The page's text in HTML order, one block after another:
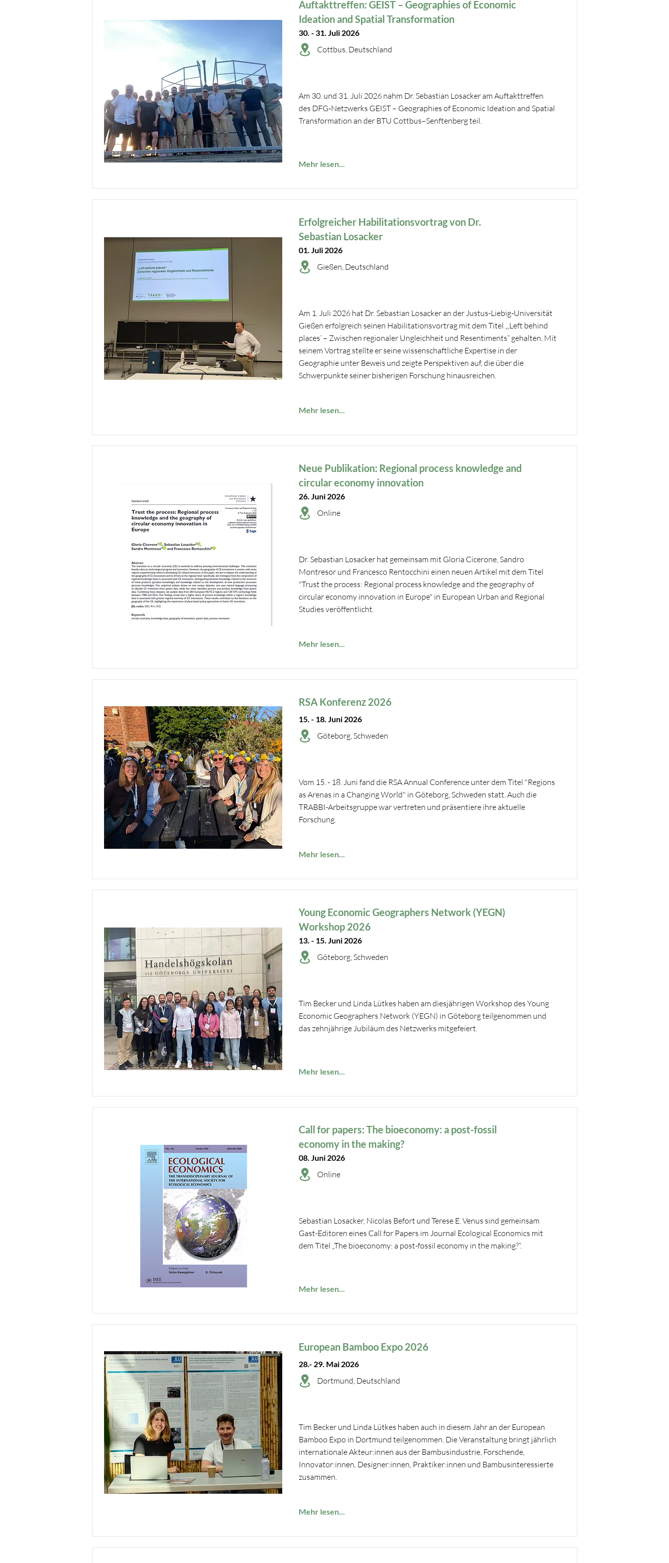
Auftakttreffen: GEIST – Geographies of Economic
Ideation and Spatial Transformation
30. - 31. Juli 2026
Cottbus, Deutschland
Am 30. und 31. Juli 2026 nahm Dr. Sebastian Losacker am Auftakttreffen
des DFG-Netzwerks GEIST – Geographies of Economic Ideation and Spatial
Transformation an der BTU Cottbus–Senftenberg teil.
Mehr lesen...
Erfolgreicher Habilitationsvortrag von Dr.
Sebastian Losacker
01. Juli 2026
Gießen, Deutschland
Am 1. Juli 2026 hat Dr. Sebastian Losacker an der Justus-Liebig-Universität
Gießen erfolgreich seinen Habilitationsvortrag mit dem Titel „‚Left behind
places‘ – Zwischen regionaler Ungleichheit und Resentiments“ gehalten. Mit
seinem Vortrag stellte er seine wissenschaftliche Expertise in der
Geographie unter Beweis und zeigte Perspektiven auf, die über die
Schwerpunkte seiner bisherigen Forschung hinausreichen.
Mehr lesen...
Neue Publikation: Regional process knowledge and
circular economy innovation
26. Juni 2026
Online
Dr. Sebastian Losacker hat gemeinsam mit Gloria Cicerone, Sandro
Montresor und Francesco Rentocchini einen neuen Artikel mit dem Titel
"Trust the process: Regional process knowledge and the geography of
circular economy innovation in Europe" in European Urban and Regional
Studies veröffentlicht.
Mehr lesen...
RSA Konferenz 2026
15. - 18. Juni 2026
Göteborg, Schweden
Vom 15. - 18. Juni fand die RSA Annual Conference unter dem Titel "Regions
as Arenas in a Changing World" in Göteborg, Schweden statt. Auch die
TRABBI-Arbeitsgruppe war vertreten und präsentiere ihre aktuelle
Forschung.
Mehr lesen...
Young Economic Geographers Network (YEGN)
Workshop 2026
13. - 15. Juni 2026
Göteborg, Schweden
Tim Becker und Linda Lütkes haben am diesjährigen Workshop des Young
Economic Geographers Network (YEGN) in Göteborg teilgenommen und
das zehnjährige Jubiläum des Netzwerks mitgefeiert.
Mehr lesen...
Call for papers: The bioeconomy: a post-fossil
economy in the making?
08. Juni 2026
Online
Sebastian Losacker, Nicolas Befort und Terese E. Venus sind gemeinsam
Gast-Editoren eines Call for Papers im Journal Ecological Economics mit
dem Titel „The bioeconomy: a post-fossil economy in the making?“.
Mehr lesen...
European Bamboo Expo 2026
28.- 29. Mai 2026
Dortmund, Deutschland
Tim Becker und Linda Lütkes haben auch in diesem Jahr an der European
Bamboo Expo in Dortmund teilgenommen. Die Veranstaltung bringt jährlich
internationale Akteur:innen aus der Bambusindustrie, Forschende,
Innovator:innen, Designer:innen, Praktiker:innen und Bambusinteressierte
zusammen.
Mehr lesen...